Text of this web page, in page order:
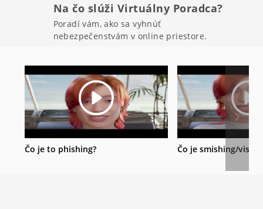
Na čo slúži Virtuálny Poradca?
Poradí vám, ako sa vyhnúť
nebezpečenstvám v online priestore.
Čo je to phishing? Čo je smishing/